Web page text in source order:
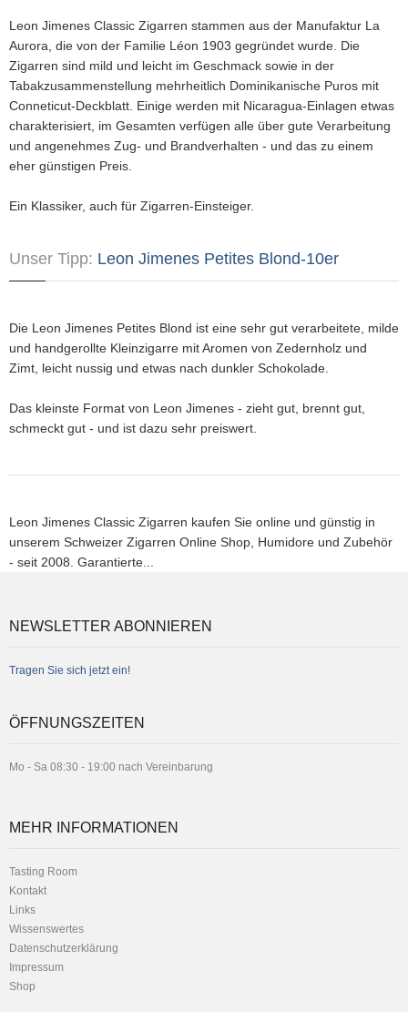
Leon Jimenes Classic Zigarren stammen aus der Manufaktur La
Aurora, die von der Familie Léon 1903 gegründet wurde. Die
Zigarren sind mild und leicht im Geschmack sowie in der
Tabakzusammenstellung mehrheitlich Dominikanische Puros mit
Conneticut-Deckblatt. Einige werden mit Nicaragua-Einlagen etwas
charakterisiert, im Gesamten verfügen alle über gute Verarbeitung
und angenehmes Zug- und Brandverhalten - und das zu einem
eher günstigen Preis.
Ein Klassiker, auch für Zigarren-Einsteiger.
Unser Tipp: Leon Jimenes Petites Blond-10er
Die Leon Jimenes Petites Blond ist eine sehr gut verarbeitete, milde
und handgerollte Kleinzigarre mit Aromen von Zedernholz und
Zimt, leicht nussig und etwas nach dunkler Schokolade.
Das kleinste Format von Leon Jimenes - zieht gut, brennt gut,
schmeckt gut - und ist dazu sehr preiswert.
Leon Jimenes Classic Zigarren kaufen Sie online und günstig in
unserem Schweizer Zigarren Online Shop, Humidore und Zubehör
- seit 2008. Garantierte...
NEWSLETTER ABONNIEREN
Tragen Sie sich jetzt ein!
ÖFFNUNGSZEITEN
Mo - Sa 08:30 - 19:00 nach Vereinbarung
MEHR INFORMATIONEN
Tasting Room
Kontakt
Links
Wissenswertes
Datenschutzerklärung
Impressum
Shop